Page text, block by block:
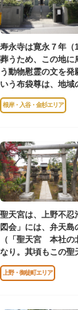
※現在、この場所に
等は設置されており
寿永寺は寛永７年（
葬うため、この地に
う動物慰霊の文を
いう布袋尊は、地域
根岸・入谷・金杉エリア
聖天宮は、上野不忍
図会」には、弁天島
（「聖天宮 本社の
なり。其頃もこの聖
上野・御徒町エリア